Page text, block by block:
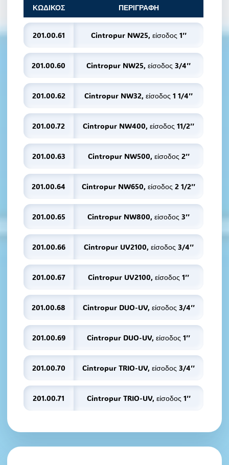
ΚΩΔΙΚΟΣ ΠΕΡΙΓΡΑΦΗ
201.00.61 Cintropur NW25, είσοδος 1’’
201.00.60 Cintropur NW25, είσοδος 3/4’’
201.00.62 Cintropur NW32, είσοδος 1 1/4’’
201.00.72 Cintropur NW400, είσοδος 11/2’’
201.00.63 Cintropur NW500, είσοδος 2’’
201.00.64 Cintropur NW650, είσοδος 2 1/2’’
201.00.65 Cintropur NW800, είσοδος 3’’
201.00.66 Cintropur UV2100, είσοδος 3/4’’
201.00.67 Cintropur UV2100, είσοδος 1’’
201.00.68 Cintropur DUO-UV, είσοδος 3/4’’
201.00.69 Cintropur DUO-UV, είσοδος 1’’
201.00.70 Cintropur TRIO-UV, είσοδος 3/4’’
201.00.71 Cintropur TRIO-UV, είσοδος 1’’